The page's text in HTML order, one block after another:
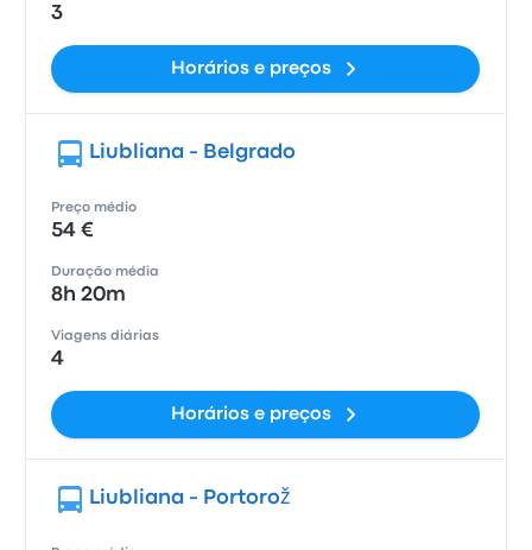
3
Horários e preços
Liubliana - Belgrado
Preço médio
54 €
Duração média
8h 20m
Viagens diárias
4
Horários e preços
Liubliana - Portorož